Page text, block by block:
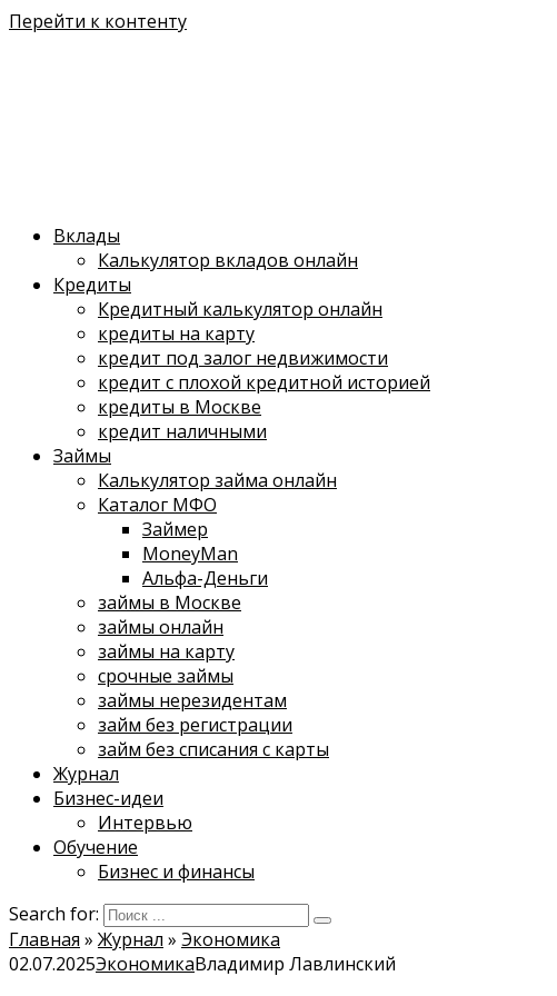
Перейти к контенту
Вклады
Калькулятор вкладов онлайн
Кредиты
Кредитный калькулятор онлайн
кредиты на карту
кредит под залог недвижимости
кредит с плохой кредитной историей
кредиты в Москве
кредит наличными
Займы
Калькулятор займа онлайн
Каталог МФО
Займер
MoneyMan
Альфа-Деньги
займы в Москве
займы онлайн
займы на карту
срочные займы
займы нерезидентам
займ без регистрации
займ без списания с карты
Журнал
Бизнес-идеи
Интервью
Обучение
Бизнес и финансы
Search for:
Главная » Журнал » Экономика
02.07.2025ЭкономикаВладимир Лавлинский